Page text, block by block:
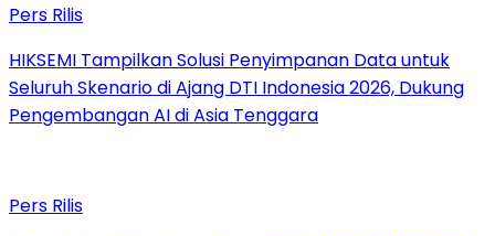
Pers Rilis
HIKSEMI Tampilkan Solusi Penyimpanan Data untuk
Seluruh Skenario di Ajang DTI Indonesia 2026, Dukung
Pengembangan AI di Asia Tenggara
Pers Rilis